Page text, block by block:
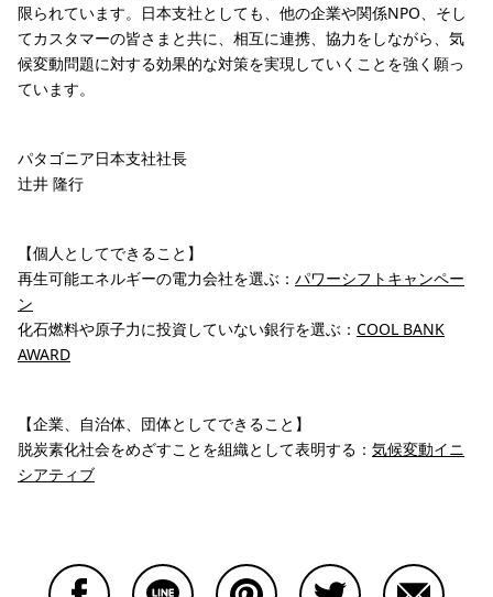
限られています。日本支社としても、他の企業や関係NPO、そし
てカスタマーの皆さまと共に、相互に連携、協力をしながら、気
候変動問題に対する効果的な対策を実現していくことを強く願っ
ています。
パタゴニア日本支社社長
辻井 隆行
【個人としてできること】
再生可能エネルギーの電力会社を選ぶ： パワーシフトキャンペー
ン
化石燃料や原子力に投資していない銀行を選ぶ： COOL BANK
AWARD
【企業、自治体、団体としてできること】
脱炭素化社会をめざすことを組織として表明する： 気候変動イニ
シアティブ